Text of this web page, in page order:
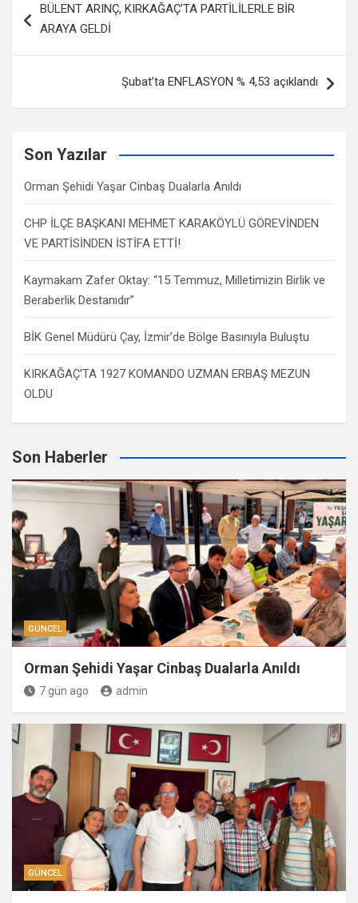
dolaşımı
BÜLENT ARINÇ, KIRKAĞAÇ’TA PARTİLİLERLE BİR
ARAYA GELDİ
Şubat’ta ENFLASYON % 4,53 açıklandı
Son Yazılar
Orman Şehidi Yaşar Cinbaş Dualarla Anıldı
CHP İLÇE BAŞKANI MEHMET KARAKÖYLÜ GÖREVİNDEN
VE PARTİSİNDEN İSTİFA ETTİ!
Kaymakam Zafer Oktay: “15 Temmuz, Milletimizin Birlik ve
Beraberlik Destanıdır”
BİK Genel Müdürü Çay, İzmir’de Bölge Basınıyla Buluştu
KIRKAĞAÇ’TA 1927 KOMANDO UZMAN ERBAŞ MEZUN
OLDU
Son Haberler
GÜNCEL
Orman Şehidi Yaşar Cinbaş Dualarla Anıldı
7 gün ago admin
GÜNCEL